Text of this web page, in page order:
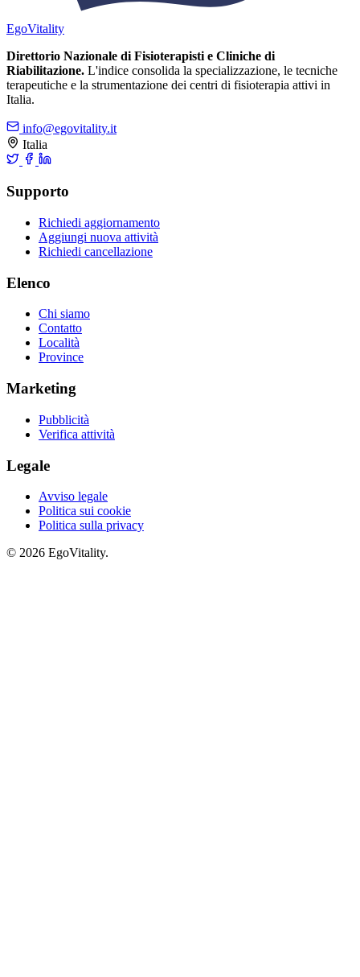
EgoVitality
Direttorio Nazionale di Fisioterapisti e Cliniche di
Riabilitazione. L'indice consolida la specializzazione, le tecniche
terapeutiche e la strumentazione dei centri di fisioterapia attivi in
Italia.
info@egovitality.it
Italia
Supporto
Richiedi aggiornamento
Aggiungi nuova attività
Richiedi cancellazione
Elenco
Chi siamo
Contatto
Località
Province
Marketing
Pubblicità
Verifica attività
Legale
Avviso legale
Politica sui cookie
Politica sulla privacy
© 2026 EgoVitality.